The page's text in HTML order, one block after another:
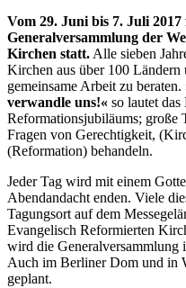
Vom 29. Juni bis 7. Juli
Generalversammlung der
Kirchen statt.Alle sieben
Kirchen aus über 100
gemeinsame Arbeit zu beraten.
verwandle uns!« so lautet
Reformationsjubiläums; große
Fragen von Gerechtigkeit,
(Reformation) behandeln.
Jeder Tag wird mit einem
Abendandacht enden. Viele
Tagungsort auf dem
Evangelisch Reformierten
wird die Generalversammlung
Auch im Berliner Dom und in
geplant.